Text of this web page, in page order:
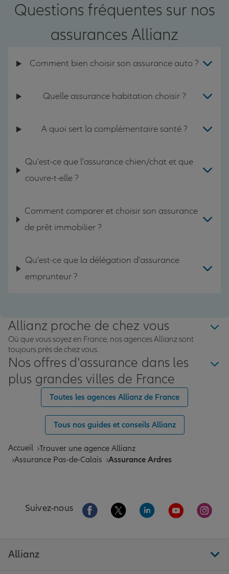
Questions fréquentes sur nos
assurances Allianz
Comment bien choisir son assurance auto ?
Quelle assurance habitation choisir ?
A quoi sert la complémentaire santé ?
Qu'est-ce que l'assurance chien/chat et que
couvre-t-elle ?
Comment comparer et choisir son assurance
de prêt immobilier ?
Qu'est-ce que la délégation d'assurance
emprunteur ?
Allianz proche de chez vous
Où que vous soyez en France, nos agences Allianz sont
toujours près de chez vous.
Nos offres d'assurance dans les
plus grandes villes de France
Toutes les agences Allianz de France
Tous nos guides et conseils Allianz
Accueil Trouver une agence Allianz
Assurance Pas-de-Calais
Assurance Ardres
Suivez-nous Aller sur la page Facebook de Allianz
Aller sur la page Twitter de
Aller sur la page
Aller sur la
Aller
Allianz